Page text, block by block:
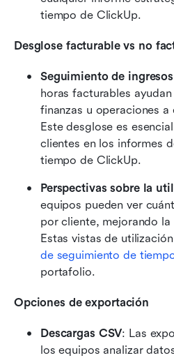
tiempo de ClickUp.
Desglose facturable vs no
Seguimiento de ingresos
horas facturables
finanzas u operaciones
Este desglose es
clientes en los informes
tiempo de ClickUp.
Perspectivas sobre la
equipos pueden ver
por cliente, mejorando
Estas vistas de
de seguimiento de
portafolio.
Opciones de exportación
Descargas CSV: Las
los equipos analizar